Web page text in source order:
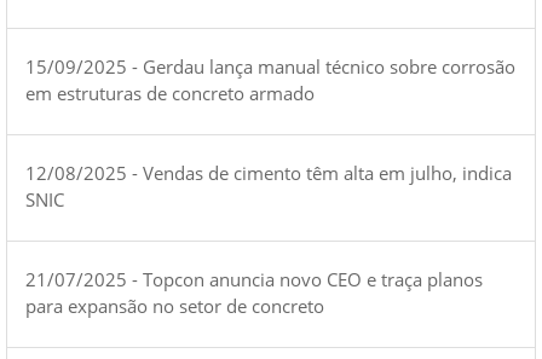
15/09/2025 - Gerdau lança manual técnico sobre corrosão
em estruturas de concreto armado
12/08/2025 - Vendas de cimento têm alta em julho, indica
SNIC
21/07/2025 - Topcon anuncia novo CEO e traça planos
para expansão no setor de concreto